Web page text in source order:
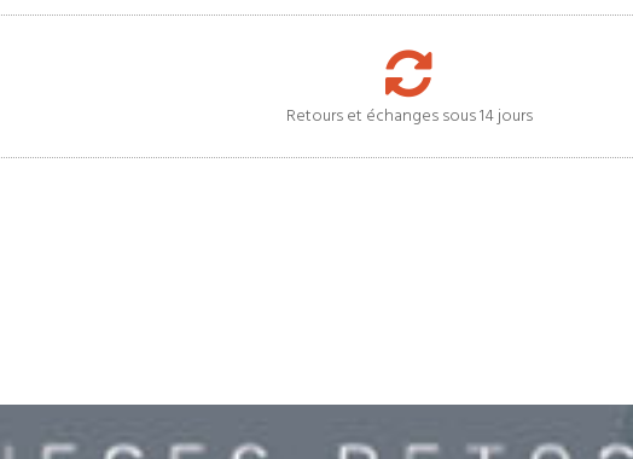
Retours et échanges sous 14 jours